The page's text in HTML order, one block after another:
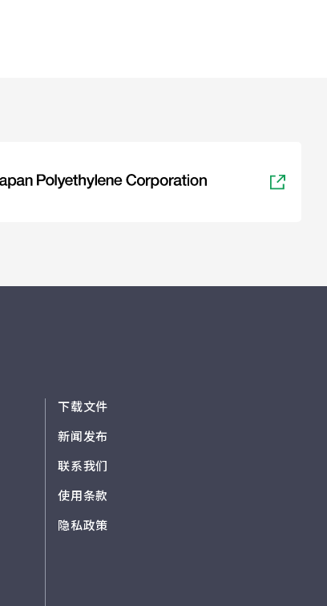
下载文件
新闻发布
联系我们
使用条款
隐私政策